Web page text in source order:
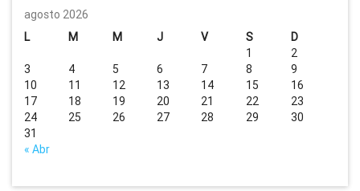
agosto 2026
L
M M J V S D
« Abr
1
2
3
4 5 6 7 8
9
10
11 12 13 14 15
16
17
18 19 20 21 22
23
24
25 26 27 28 29
30
31